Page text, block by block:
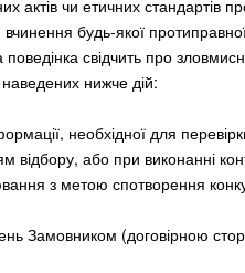
чи етичних стандартів
будь-якої
свідчить про
нижче дій:
необхідної для
відбору, або при виконанні
з метою спотворення
Замовником (договірною